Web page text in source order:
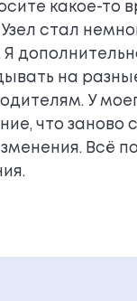
какое-то
Узел стал
Я
на
У
что заново
Всё